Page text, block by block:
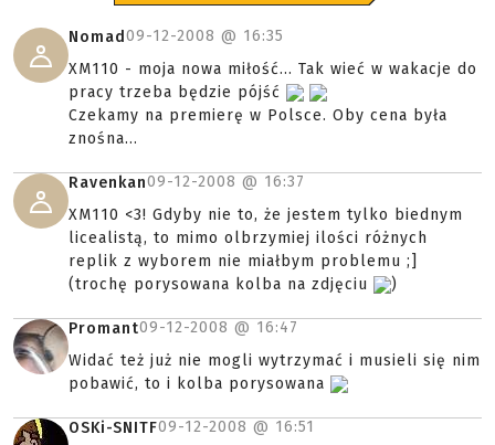
Nomad09-12-2008 @ 16:35
XM110 - moja nowa miłość... Tak wieć w wakacje do
pracy trzeba będzie pójść
Czekamy na premierę w Polsce. Oby cena była
znośna...
Ravenkan09-12-2008 @ 16:37
XM110 <3! Gdyby nie to, że jestem tylko biednym
licealistą, to mimo olbrzymiej ilości różnych
replik z wyborem nie miałbym problemu ;]
(trochę porysowana kolba na zdjęciu
)
Promant09-12-2008 @ 16:47
Widać też już nie mogli wytrzymać i musieli się nim
pobawić, to i kolba porysowana
OSKi-SNITF09-12-2008 @ 16:51